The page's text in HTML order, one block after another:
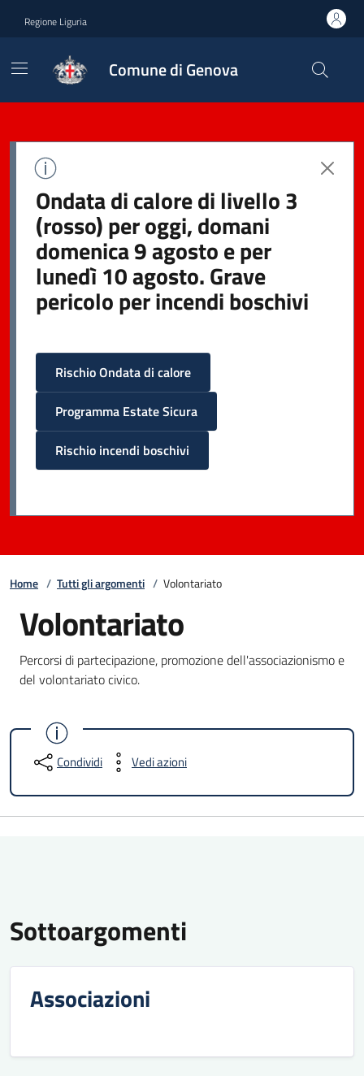
Regione Liguria
Comune di Genova
Ondata di calore di livello 3
(rosso) per oggi, domani
domenica 9 agosto e per
lunedì 10 agosto. Grave
pericolo per incendi boschivi
Rischio Ondata di calore
Programma Estate Sicura
Rischio incendi boschivi
Home / Tutti gli argomenti / Volontariato
Volontariato
Percorsi di partecipazione, promozione dell'associazionismo e
del volontariato civico.
Condividi Vedi azioni
Sottoargomenti
Associazioni